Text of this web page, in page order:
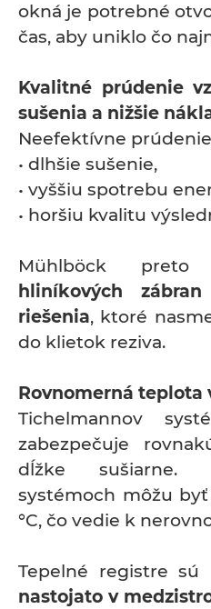
okná je potrebné
čas, aby uniklo čo
Kvalitné prúdenie
sušenia a nižšie
Neefektívne
• dlhšie sušenie,
• vyššiu spotrebu
• horšiu kvalitu
Mühlböck
hliníkových
riešenia, ktoré
do klietok reziva.
Rovnomerná teplota
Tichelmannov
zabezpečuje
dĺžke sušiarne.
systémoch môžu
°C, čo vedie k
Tepelné registre sú
nastojato v